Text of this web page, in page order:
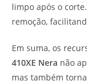
limpo após o
remoção,
Em suma, os
410XE Nera não
mas também